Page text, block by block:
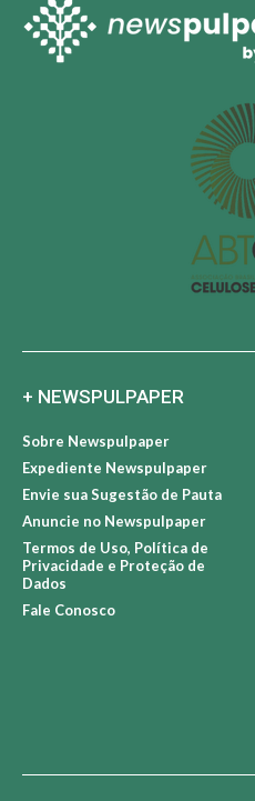
+ NEWSPULPAPER
Sobre Newspulpaper
Expediente Newspulpaper
Envie sua Sugestão de Pauta
Anuncie no Newspulpaper
Termos de Uso, Política de
Privacidade e Proteção de
Dados
Fale Conosco